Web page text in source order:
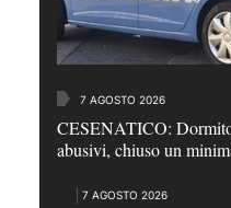
7 AGOSTO 2026
CESENATICO:
abusivi, chiuso un
7 AGOSTO 2026